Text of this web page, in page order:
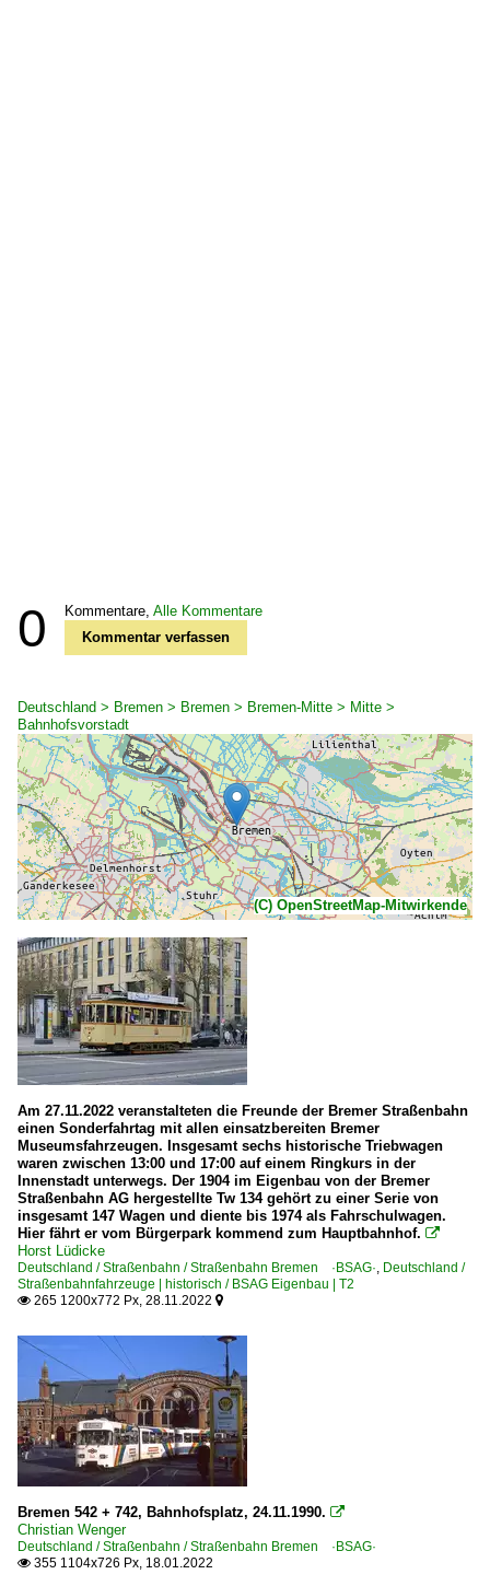
0 Kommentare, Alle Kommentare
Kommentar verfassen
Deutschland > Bremen > Bremen > Bremen-Mitte > Mitte >
Bahnhofsvorstadt
(C) OpenStreetMap-Mitwirkende
Am 27.11.2022 veranstalteten die Freunde der Bremer Straßenbahn
einen Sonderfahrtag mit allen einsatzbereiten Bremer
Museumsfahrzeugen. Insgesamt sechs historische Triebwagen
waren zwischen 13:00 und 17:00 auf einem Ringkurs in der
Innenstadt unterwegs. Der 1904 im Eigenbau von der Bremer
Straßenbahn AG hergestellte Tw 134 gehört zu einer Serie von
insgesamt 147 Wagen und diente bis 1974 als Fahrschulwagen.
Hier fährt er vom Bürgerpark kommend zum Hauptbahnhof. 
Horst Lüdicke
Deutschland / Straßenbahn / Straßenbahn Bremen ·BSAG·, Deutschland /
Straßenbahnfahrzeuge | historisch / BSAG Eigenbau | T2
 265 1200x772 Px, 28.11.2022 
Bremen 542 + 742, Bahnhofsplatz, 24.11.1990. 
Christian Wenger
Deutschland / Straßenbahn / Straßenbahn Bremen ·BSAG·
 355 1104x726 Px, 18.01.2022